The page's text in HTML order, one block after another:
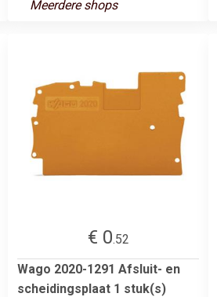
Meerdere shops
€ 0.52
Wago 2020-1291 Afsluit- en
scheidingsplaat 1 stuk(s)